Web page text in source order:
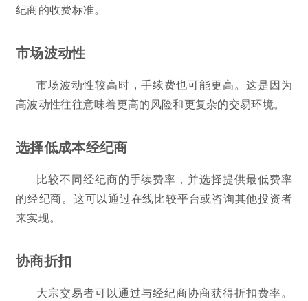
纪商的收费标准。
市场波动性
市场波动性较高时，手续费也可能更高。这是因为
高波动性往往意味着更高的风险和更复杂的交易环境。
选择低成本经纪商
比较不同经纪商的手续费率，并选择提供最低费率
的经纪商。这可以通过在线比较平台或咨询其他投资者
来实现。
协商折扣
大宗交易者可以通过与经纪商协商获得折扣费率。